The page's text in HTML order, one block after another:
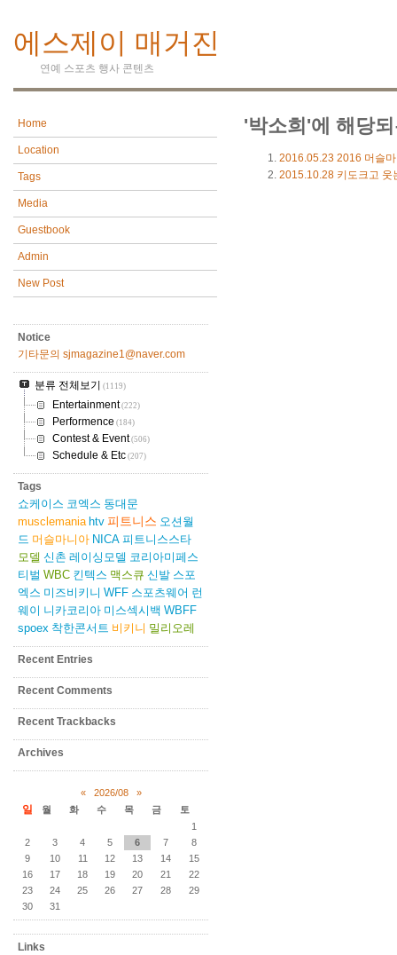
에스제이 매거진
연예 스포츠 행사 콘텐츠
Home
Location
Tags
Media
Guestbook
Admin
New Post
Notice
기타문의 sjmagazine1@naver.com
분류 전체보기 (1119)
Entertainment(222)
Performence (184)
Contest & Event(506)
Schedule & Etc (207)
Tags
쇼케이스 코엑스 동대문
musclemania htv 피트니스 오션월
드 머슬마니아 NICA 피트니스스타
모델 신촌 레이싱모델 코리아미페스
티벌 WBC 킨텍스 맥스큐 신발 스포
엑스 미즈비키니 WFF 스포츠웨어 런
웨이 니카코리아 미스섹시백 WBFF
spoex 착한콘서트 비키니 밀리오레
Recent Entries
Recent Comments
Recent Trackbacks
Archives
« 2026/08 »
일 월 화 수 목 금
토
1
2
3 4 5 6 7
8
9
10 11 12 13 14
15
16
17 18 19 20 21
22
23
24 25 26 27 28
29
30
31
Links
'박소희'에 해당
2016.05.23 2016 머슬
2015.10.28 키도크고 웃